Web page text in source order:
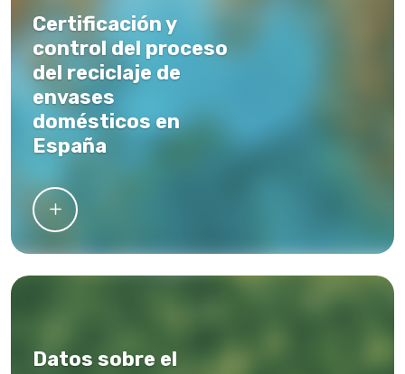
Certificación y
control del proceso
del reciclaje de
envases
domésticos en
España
Datos sobre el